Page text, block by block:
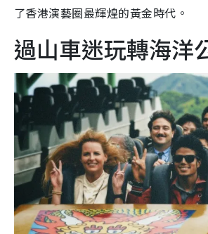
了香港演藝圈最輝煌的黃金時代。
過山車迷玩轉海洋